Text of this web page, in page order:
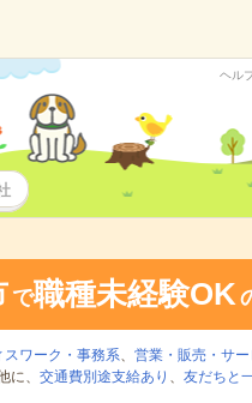
ヘル
で職種未経験OK
スワーク・事務系、 営業・販売・サ
、 交通費別途支給あり 、 友だちと